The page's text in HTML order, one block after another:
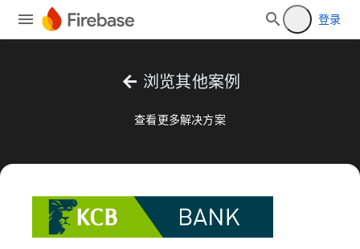
登录
arrow_back 浏览其他案例
查看更多解决方案